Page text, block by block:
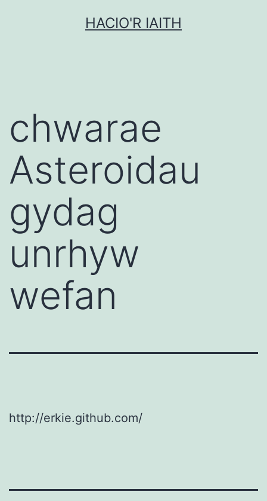
HACIO'R IAITH
chwarae
Asteroidau
gydag
unrhyw
wefan
http://erkie.github.com/